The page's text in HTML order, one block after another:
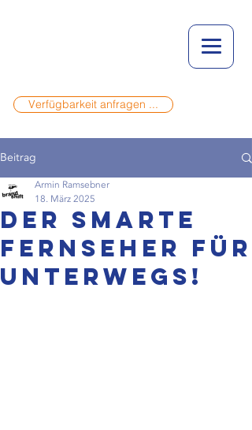
Verfügbarkeit anfragen ...
Beitrag
Der smarte
Fernseher für
unterwegs!
Armin Ramsebner
18. März 2025